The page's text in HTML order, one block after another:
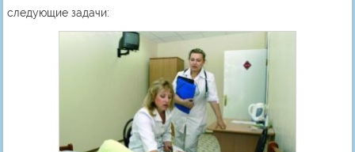
следующие задачи: